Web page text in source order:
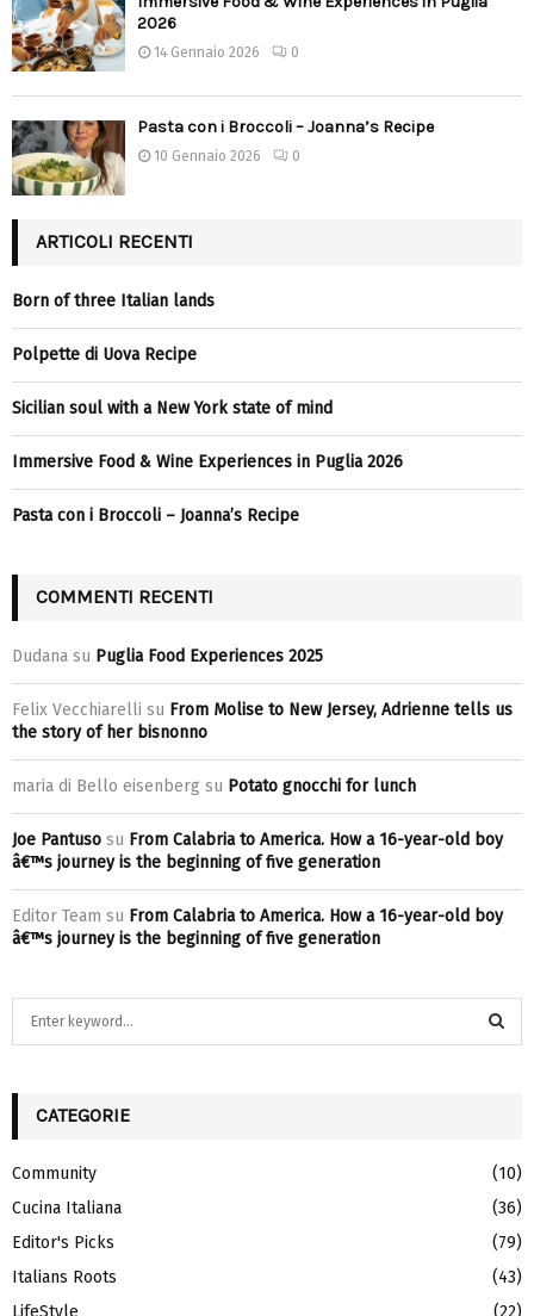
2026
14 Gennaio 2026 0
Pasta con i Broccoli – Joanna’s Recipe
10 Gennaio 2026 0
ARTICOLI RECENTI
Born of three Italian lands
Polpette di Uova Recipe
Sicilian soul with a New York state of mind
Immersive Food & Wine Experiences in Puglia 2026
Pasta con i Broccoli – Joanna’s Recipe
COMMENTI RECENTI
Dudana su Puglia Food Experiences 2025
Felix Vecchiarelli su From Molise to New Jersey, Adrienne tells us
the story of her bisnonno
maria di Bello eisenberg su Potato gnocchi for lunch
Joe Pantuso su From Calabria to America. How a 16-year-old boy
â€™s journey is the beginning of five generation
Editor Team su From Calabria to America. How a 16-year-old boy
â€™s journey is the beginning of five generation
h
o
r
:
A
R
H
CATEGORIE
Community
(10)
Cucina Italiana
(36)
Editor's Picks
(79)
Italians Roots
(43)
LifeStyle
(22)